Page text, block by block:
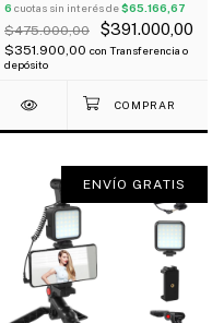
6 cuotas sin interés de$65.166,67
$475.000,00 $391.000,00
$351.900,00 con Transferencia o
depósito
ENVÍO GRATIS